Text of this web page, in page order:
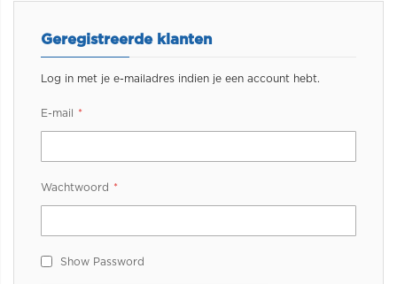
Geregistreerde klanten
Log in met je e-mailadres indien je een account hebt.
E-mail
Wachtwoord
Show Password